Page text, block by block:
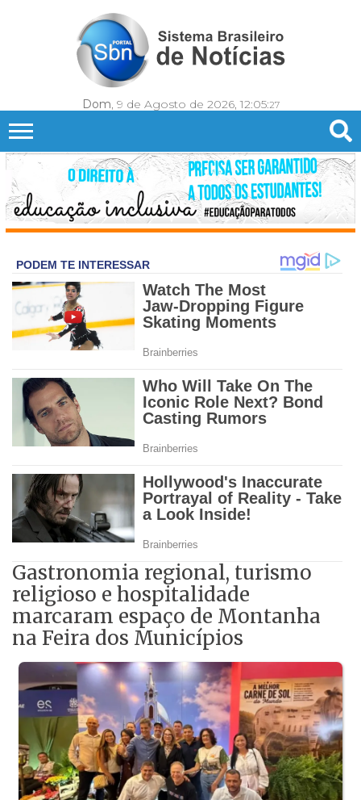
Dom, 9 de Agosto de 2026, 12:05:30
Gastronomia regional, turismo
religioso e hospitalidade
marcaram espaço de Montanha
na Feira dos Municípios